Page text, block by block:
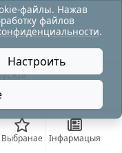
Выбранае Інфармацыя
файлы. Нажав
файлов
.
Настроить